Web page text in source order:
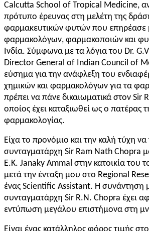
Calcutta School of Tropical Medicine,
πρότυπο έρευνας στη μελέτη της
φαρμακευτικών φυτών που επηρέασε
φαρμακολόγων, φαρμακοποιών και
Ινδία. Σύμφωνα με τα λόγια του Dr. G.V
Director General of Indian Council of
εύσημα για την ανάφλεξη του
χημικών και φαρμακολόγων για τα
πρέπει να πάνε δικαιωματικά στον Sir
οποίος έχει καταξιωθεί ως ο πατέρας
φαρμακολογίας.
Είχα το προνόμιο και την καλή τύχη
συνταγματάρχη Sir Ram Nath Chopra
E.K. Janaky Ammal στην κατοικία του
μετά την ένταξη μου στο Regional
ένας Scientific Assistant. Η συνάντηση
συνταγματάρχη Sir R.N. Chopra έχει
εντύπωση μεγάλου επιστήμονα στη